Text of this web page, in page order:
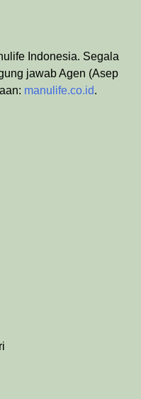
Indonesia. Segala
jawab Agen (Asep
manulife.co.id.